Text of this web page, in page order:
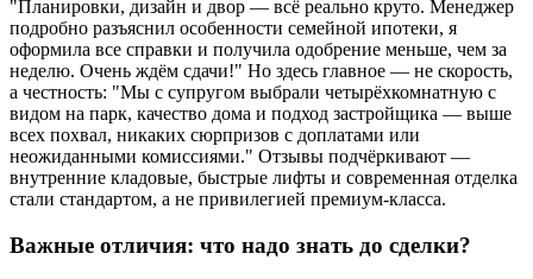
"Планировки, дизайн и двор — всё реально круто. Менеджер
подробно разъяснил особенности семейной ипотеки, я
оформила все справки и получила одобрение меньше, чем за
неделю. Очень ждём сдачи!" Но здесь главное — не скорость,
а честность: "Мы с супругом выбрали четырёхкомнатную с
видом на парк, качество дома и подход застройщика — выше
всех похвал, никаких сюрпризов с доплатами или
неожиданными комиссиями." Отзывы подчёркивают —
внутренние кладовые, быстрые лифты и современная отделка
стали стандартом, а не привилегией премиум-класса.
Важные отличия: что надо знать до сделки?